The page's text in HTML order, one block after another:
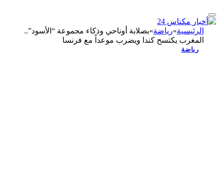
الرئيسية»رياضة»بصلابة أوناحي وذكاء مجموعة “الأسود”..
المغرب يكتسح كندا ويضرب موعداً مع فرنسا
رياضة